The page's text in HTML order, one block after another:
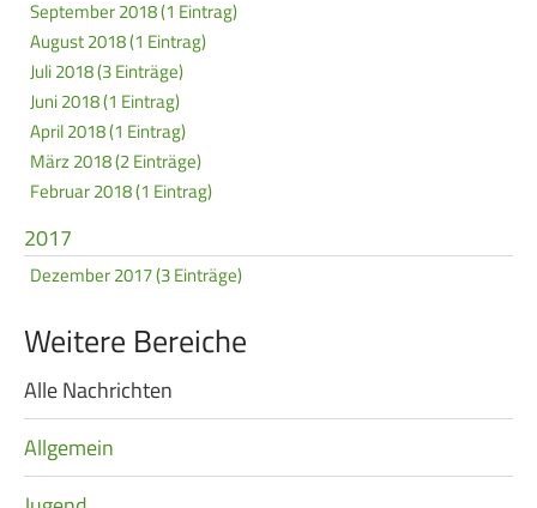
September 2018 (1 Eintrag)
August 2018 (1 Eintrag)
Juli 2018 (3 Einträge)
Juni 2018 (1 Eintrag)
April 2018 (1 Eintrag)
März 2018 (2 Einträge)
Februar 2018 (1 Eintrag)
2017
Dezember 2017 (3 Einträge)
Weitere Bereiche
Navigation
überspringen
Alle Nachrichten
Allgemein